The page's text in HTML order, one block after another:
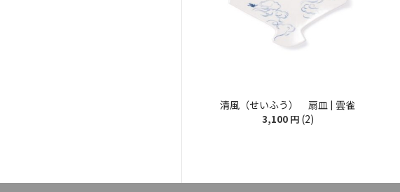
清風（せいふう） 扇皿 | 雲雀
3,100 円 (2)